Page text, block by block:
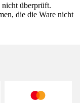
überprüft.
die die Ware nicht